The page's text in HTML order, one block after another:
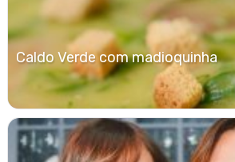
Caldo Verde com madioquinha